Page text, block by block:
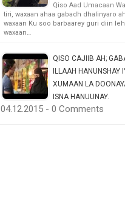
Qiso Aad Umacaan
tiri, waxaan ahaa gabadh dhalinyaro ah
waxaan Ku soo barbaarey guri diin leh
waxaan…
QISO CAJIIB AH;
ILLAAH HANUNSHAY
XUMAAN LA
ISNA HANUUNAY.
04.12.2015 - 0 Comments